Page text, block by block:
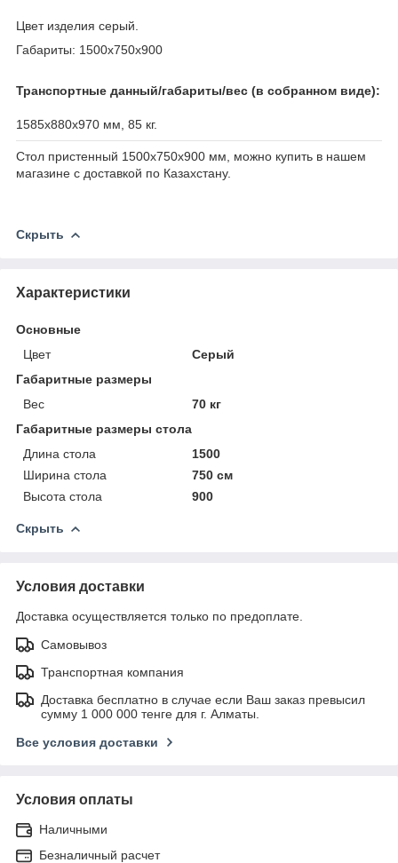
Цвет изделия серый.
Габариты: 1500х750х900
Транспортные данный/габариты/вес (в собранном виде):
1585х880х970 мм, 85 кг.
Стол пристенный 1500х750х900 мм, можно купить в нашем
магазине с доставкой по Казахстану.
Скрыть
Характеристики
Основные
Цвет
Серый
Габаритные размеры
Вес
70 кг
Габаритные размеры стола
Длина стола
1500
Ширина стола
750 см
Высота стола
900
Скрыть
Условия доставки
Доставка осуществляется только по предоплате.
Самовывоз
Транспортная компания
Доставка бесплатно в случае если Ваш заказ превысил
сумму 1 000 000 тенге для г. Алматы.
Все условия доставки
Условия оплаты
Наличными
Безналичный расчет